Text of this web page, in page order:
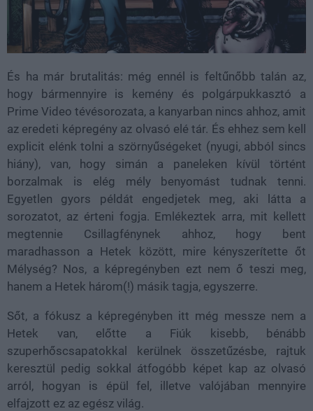
És ha már brutalitás: még ennél is feltűnőbb talán az,
hogy bármennyire is kemény és polgárpukkasztó a
Prime Video tévésorozata, a kanyarban nincs ahhoz, amit
az eredeti képregény az olvasó elé tár. És ehhez sem kell
explicit elénk tolni a szörnyűségeket (nyugi, abból sincs
hiány), van, hogy simán a paneleken kívül történt
borzalmak is elég mély benyomást tudnak tenni.
Egyetlen gyors példát engedjetek meg, aki látta a
sorozatot, az érteni fogja. Emlékeztek arra, mit kellett
megtennie Csillagfénynek ahhoz, hogy bent
maradhasson a Hetek között, mire kényszerítette őt
Mélység? Nos, a képregényben ezt nem ő teszi meg,
hanem a Hetek három(!) másik tagja, egyszerre.
Sőt, a fókusz a képregényben itt még messze nem a
Hetek van, előtte a Fiúk kisebb, bénább
szuperhőscsapatokkal kerülnek összetűzésbe, rajtuk
keresztül pedig sokkal átfogóbb képet kap az olvasó
arról, hogyan is épül fel, illetve valójában mennyire
elfajzott ez az egész világ.